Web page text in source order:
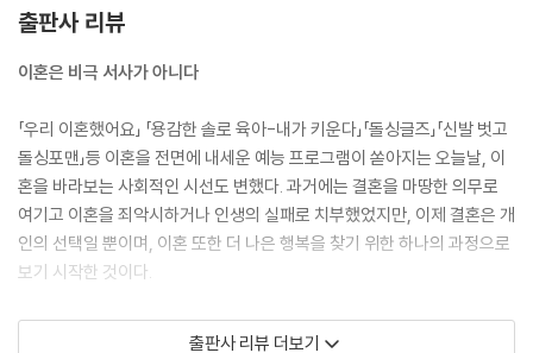
--- p.10
져서 몸과 마음을 소모하기보다는 자신의 행복을 찾기 위해 새로운 출발을
준비하는 게 더욱 현명합니다. 아름다운 이별, 행복한 이혼의 기술을 미리
익혀 둘 현실적 필요가 갈수록 커지고 있습니다. 이 책을 읽고 ‘사랑의 기
술’과 ‘이별의 기술’을 겸비해 이혼을 마침표가 아닌 느낌표로 만들기 바랍
니다.
--- p.14
성격 차이로 이혼한다는 것은 결국 이혼원인이 불분명하다는 말과 같습니
다. 어차피 성격은 사람들 모두 다르기 때문입니다. 부부만 알고 있는 내밀
출판사 리뷰
이혼은 비극 서사가 아니다
「우리 이혼했어요」 「용감한 솔로 육아-내가 키운다」「돌싱글즈」「신발 벗고
돌싱포맨」등 이혼을 전면에 내세운 예능 프로그램이 쏟아지는 오늘날, 이
혼을 바라보는 사회적인 시선도 변했다. 과거에는 결혼을 마땅한 의무로
여기고 이혼을 죄악시하거나 인생의 실패로 치부했었지만, 이제 결혼은 개
인의 선택일 뿐이며, 이혼 또한 더 나은 행복을 찾기 위한 하나의 과정으로
보기 시작한 것이다.
마찬가지로 이 책도 “이혼은 더 이상 비극 서사가 아니다.”라는 관점에서
출판사 리뷰 더보기